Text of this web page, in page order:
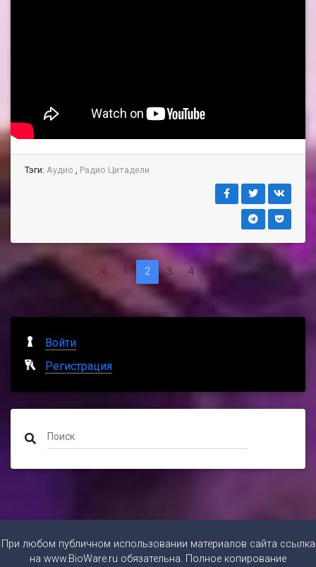
Тэги: Аудио Радио Цитадели
«Предыдущая
1 2(Текущая)
3 4 »Следующая
Войти
Регистрация
При любом публичном использовании материалов сайта ссылка
на www.BioWare.ru обязательна. Полное копирование